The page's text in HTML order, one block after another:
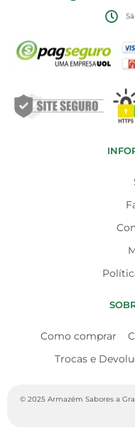
Como comprar
Trocas e
© 2025 Armazém Sabores a